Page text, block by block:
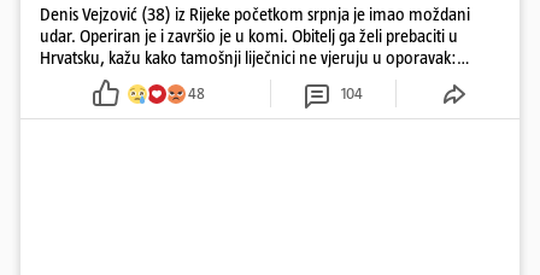
Denis Vejzović (38) iz Rijeke početkom srpnja je imao moždani
udar. Operiran je i završio je u komi. Obitelj ga želi prebaciti u
Hrvatsku, kažu kako tamošnji liječnici ne vjeruju u oporavak:
'Imamo 72 sata'
48 104